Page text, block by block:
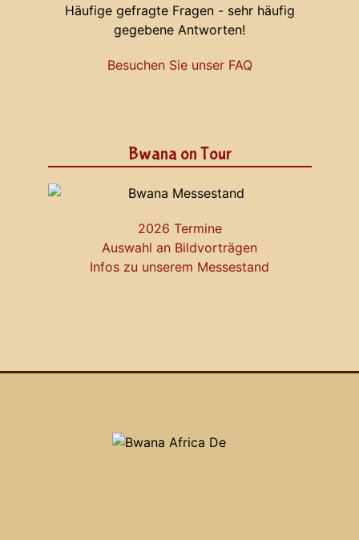
Häufige gefragte Fragen - sehr häufig
gegebene Antworten!
Besuchen Sie unser FAQ
Bwana on Tour
2026 Termine
Auswahl an Bildvorträgen
Infos zu unserem Messestand